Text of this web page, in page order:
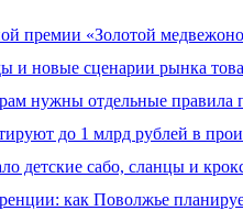
премии «Золотой
и новые сценарии рынка
нужны отдельные правила
до 1 млрд рублей в
детские сабо, сланцы и
как Поволжье